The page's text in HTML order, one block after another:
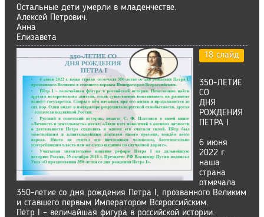
Остальные дети умерли в младенчестве.
Алексей Петрович.
Анна
Елизавета
18 слайд
350-ЛЕТИЕ
СО
ДНЯ
РОЖДЕНИЯ
ПЕТРА I
6 июня
2022 г.
наша
страна
отмечала
350-летие со дня рождения Петра I, прозванного Великим
и ставшего первым Императором Всероссийским.
Пётр I – величайшая фигура в российской истории.